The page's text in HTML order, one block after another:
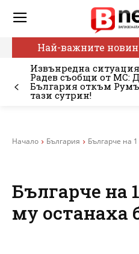
Най-важните
Извънредна
Радев съобщи от МС:
България откъм
тази сутрин!
Начало България Българче на
Българче на
му останаха